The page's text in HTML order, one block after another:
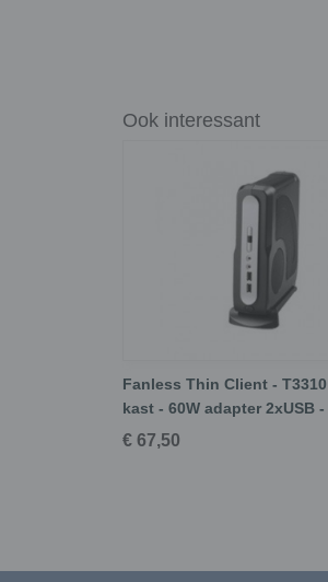
Ook interessant
Fanless Thin Client -
kast - 60W adapter 2xUSB
€ 67,50